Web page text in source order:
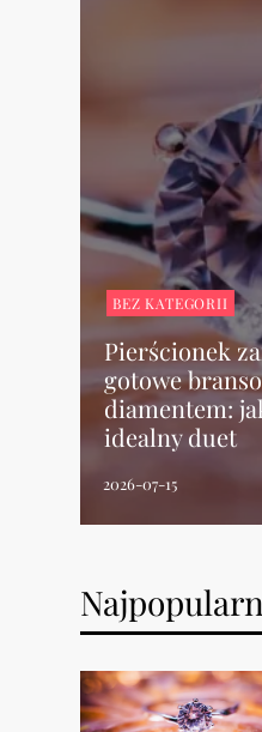
BEZ KATEGORII
Pierścionek
gotowe
diamentem:
idealny duet